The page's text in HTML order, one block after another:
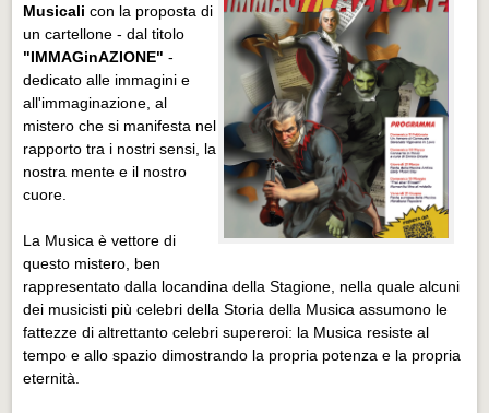
Musicali con la proposta di
un cartellone - dal titolo
"IMMAGinAZIONE" -
dedicato alle immagini e
all'immaginazione, al
mistero che si manifesta nel
rapporto tra i nostri sensi, la
nostra mente e il nostro
cuore.
La Musica è vettore di
questo mistero, ben
rappresentato dalla locandina della Stagione, nella quale alcuni
dei musicisti più celebri della Storia della Musica assumono le
fattezze di altrettanto celebri supereroi: la Musica resiste al
tempo e allo spazio dimostrando la propria potenza e la propria
eternità.